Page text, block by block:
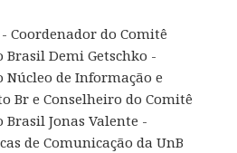
Coordenador do Comitê
Demi Getschko -
de Informação e
Br e Conselheiro do Comitê
Jonas Valente -
de Comunicação da UnB